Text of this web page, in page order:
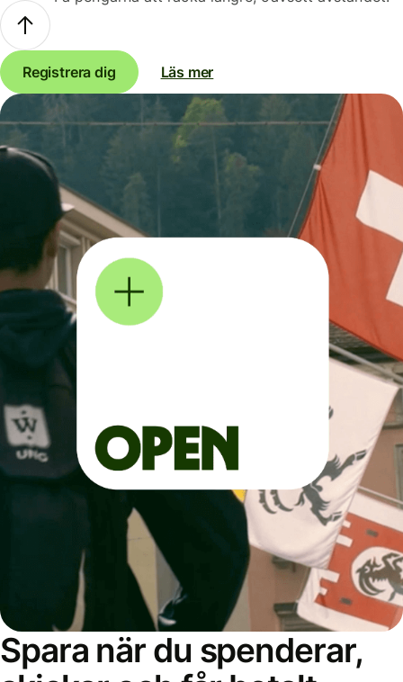
Registrera dig Läs mer
Spara när du spenderar,